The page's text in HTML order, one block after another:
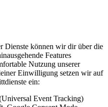
Dienste können wir dir über die
Features
Nutzung unserer
Einwilligung setzen wir auf
ein:
Event Tracking)